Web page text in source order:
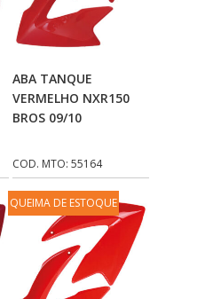
Adicionar Ao
Carrinho
ABA TANQUE
VERMELHO NXR150
BROS 09/10
COD. MTO: 55164
QUEIMA DE ESTOQUE